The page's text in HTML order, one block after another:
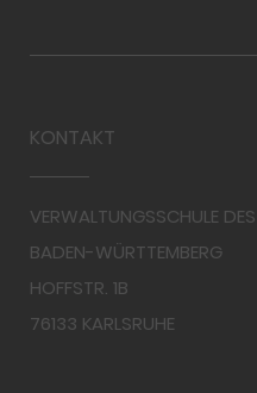
KONTAKT
VERWALTUNGSSCHULE
BADEN-WÜRTTEMBERG
HOFFSTR. 1B
76133 KARLSRUHE